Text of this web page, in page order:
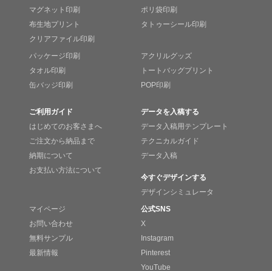
マグネット印刷
布生地プリント
クリアファイル印刷
ポリ袋印刷
タトゥーシール印刷
パッケージ印刷
タオル印刷
缶バッジ印刷
アクリルグッズ
トートバッグプリント
POP印刷
ご利用ガイド
はじめてのお客さまへ
ご注文から納品まで
納期について
お支払い方法について
データを入稿する
データ入稿用テンプレート
テクニカルガイド
データ入稿
今すぐデザインする
デザインシミュレータ
マイページ
お問い合わせ
無料サンプル
最新情報
公式SNS
X
Instagram
Pinterest
YouTube